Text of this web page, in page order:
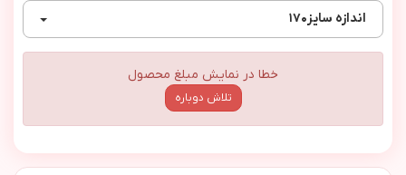
اندازه سايز١٧٠
خطا در نمایش مبلغ محصول
تلاش دوباره